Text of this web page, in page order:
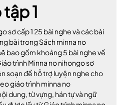
1
sơ cấp 1 25 bài nghe và các bài
bài trong Sách minna no
bao gồm khoảng 5 bài nghe về
trình Minna no nihongo sơ
soạn để hỗ trợ luyện nghe cho
giáo trình minna no
dung, từ vựng, hán tự và ngữ